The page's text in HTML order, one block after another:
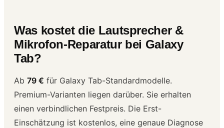
Was kostet die Lautsprecher &
Mikrofon-Reparatur bei Galaxy
Tab?
Ab 79 € für Galaxy Tab-Standardmodelle.
Premium-Varianten liegen darüber. Sie erhalten
einen verbindlichen Festpreis. Die Erst-
Einschätzung ist kostenlos, eine genaue Diagnose